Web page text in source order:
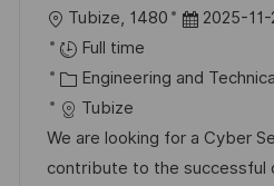
L
o
c
a
t
i
Tubize, 1480
P
s
e
d
2025-11-
Full time
C
a
t
e
Engineering and
Tubize
We are looking for a Cyber
contribute to the successful